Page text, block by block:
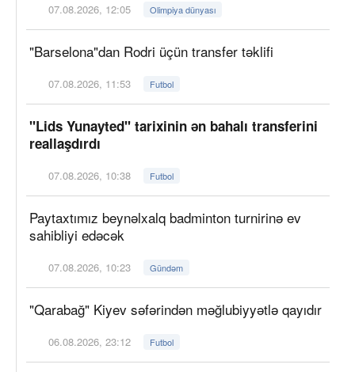
07.08.2026, 12:05 Olimpiya dünyası
"Barselona"dan Rodri üçün transfer təklifi
07.08.2026, 11:53 Futbol
"Lids Yunayted" tarixinin ən bahalı transferini
reallaşdırdı
07.08.2026, 10:38 Futbol
Paytaxtımız beynəlxalq badminton turnirinə ev
sahibliyi edəcək
07.08.2026, 10:23 Gündəm
"Qarabağ" Kiyev səfərindən məğlubiyyətlə qayıdır
06.08.2026, 23:12 Futbol